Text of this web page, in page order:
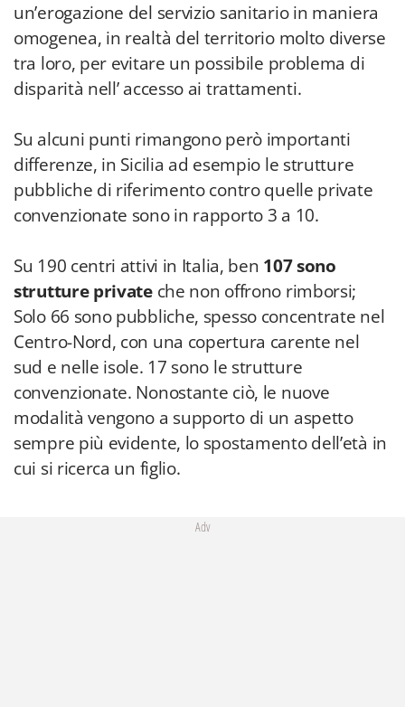
un’erogazione del servizio sanitario in maniera
omogenea, in realtà del territorio molto diverse
tra loro, per evitare un possibile problema di
disparità nell’ accesso ai trattamenti.
Su alcuni punti rimangono però importanti
differenze, in Sicilia ad esempio le strutture
pubbliche di riferimento contro quelle private
convenzionate sono in rapporto 3 a 10.
Su 190 centri attivi in Italia, ben 107 sono
strutture privateche non offrono rimborsi;
Solo 66 sono pubbliche, spesso concentrate nel
Centro-Nord, con una copertura carente nel
sud e nelle isole. 17 sono le strutture
convenzionate. Nonostante ciò, le nuove
modalità vengono a supporto di un aspetto
sempre più evidente, lo spostamento dell’età in
cui si ricerca un figlio.
Adv